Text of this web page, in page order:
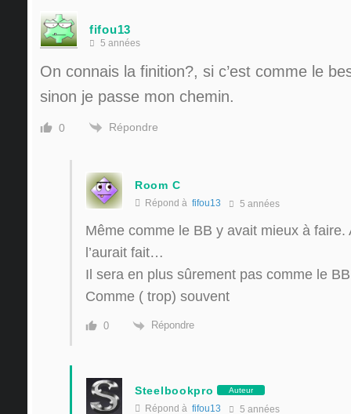
fifou13
5 années
On connais la finition?, si c’est comme le
sinon je passe mon chemin.
0 Répondre
Room C
Répond à fifou13 5 années
Même comme le BB y avait mieux à faire.
l’aurait fait…
Il sera en plus sûrement pas comme le
Comme ( trop) souvent
0 Répondre
Steelbookpro Auteur
Répond à fifou13 5 années